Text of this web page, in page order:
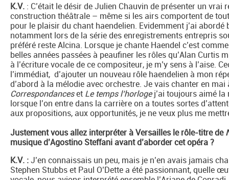
K.V. : C’était le désir de Julien Chauvin de présenter un vrai
construction théâtrale – même si les airs comportent de
pour le plaisir du chant haendelien. Evidemment j’ai abordé
notamment lors de la série des enregistrements entrepris
préféré reste Alcina. Lorsque je chante Haendel c’est
belles années passées à peaufiner les rôles qu’Alan Curtis
à l’écriture vocale de ce compositeur, je m’y sens à l’aise.
l’immédiat, d’ajouter un nouveau rôle haendelien à mon
d’abord à la mélodie avec orchestre. Je vais chanter en
Correspondanceset Le temps l’horlogej’ai toujours aimé la
lorsque l’on entre dans la carrière on a toutes sortes
aux propositions, aux opportunités, je ne veux plus me
Justement vous allez interpréter à Versailles le rôle-titre de
musique d’Agostino Steffani avant d’aborder cet opéra ?
K.V. :J’en connaissais un peu, mais je n’en avais jamais
Stephen Stubbs et Paul O’Dette a été passionnant, quelle